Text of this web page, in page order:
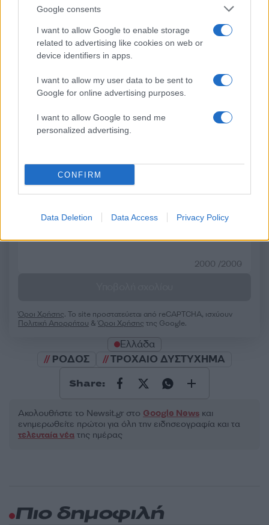
Google consents
I want to allow Google to enable storage
related to advertising like cookies on web or
device identifiers in apps.
I want to allow my user data to be sent to
Google for online advertising purposes.
I want to allow Google to send me
personalized advertising.
CONFIRM
Data Deletion Data Access Privacy Policy
Σχόλια
50 /50
2000 /2000
Όροι Χρήσης. Το site προστατεύεται από reCAPTCHA, ισχύουν
Πολιτική Απορρήτου &Όροι Χρήσης της Google.
Ελλάδα
ΡΟΔΟΣ
ΤΡΟΧΑΙΟ ΔΥΣΤΥΧΗΜΑ
Share:
Ακολουθήστε το Νewsit.gr στο Google News και
ενημερωθείτε πρώτοι για όλη την ειδησεογραφία και τα
τελευταία νέα της ημέρας
σκοτώθηκε στο τροχαίο
αγαπημένα πρόσωπα που
δεν έφταιγαν»
φαναριού και η
ταχύτητα πίσω από
φονικό τροχαίο
Πιο δημοφιλή